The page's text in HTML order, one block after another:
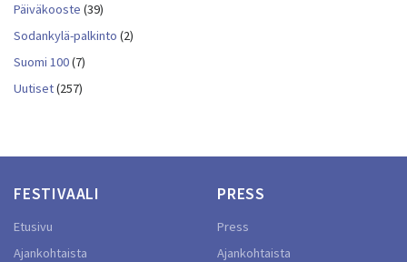
Päiväkooste (39)
Sodankylä-palkinto (2)
Suomi 100(7)
Uutiset(257)
FESTIVAALI
Etusivu
Ajankohtaista
PRESS
Press
Ajankohtaista